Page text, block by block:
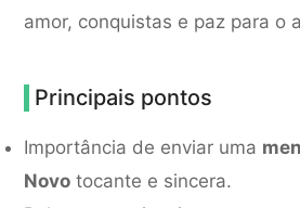
amor, conquistas e paz para o
Principais pontos
Importância de enviar uma
Novo tocante e sincera.